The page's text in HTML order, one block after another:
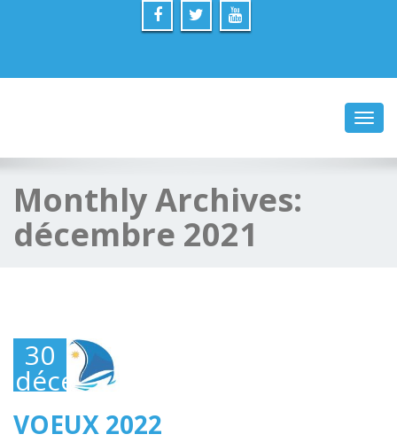
Monthly Archives:
décembre 2021
30
décembre
2021
VOEUX 2022